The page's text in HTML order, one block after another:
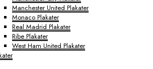
Manchester United Plakater
Monaco Plakater
Real Madrid Plakater
Ribe Plakater
West Ham United Plakater